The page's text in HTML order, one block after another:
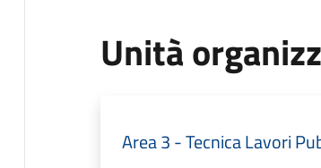
Unità
Area 3 - Tecnica Lavori